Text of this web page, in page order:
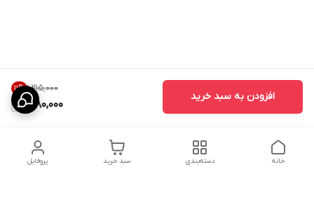
۱٬۲۱۵٬۰۰۰ 11%
1,080,000
افزودن به سبد خرید
پروفایل سبد خرید دسته‌بندی خانه